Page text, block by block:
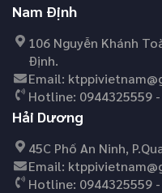
Nam Định
106 Nguyễn Khánh
Định.
Email:
Hotline: 0944325559
Hải Dương
45C Phố An Ninh,
Email:
Hotline: 0944325559